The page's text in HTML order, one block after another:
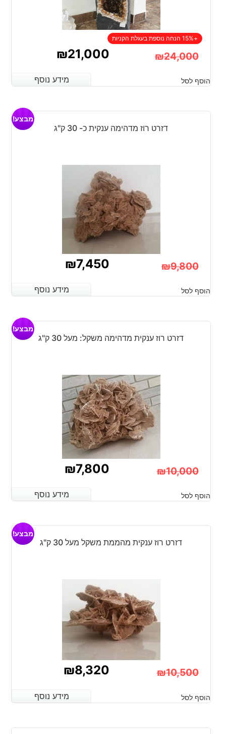
+15% הנחה נוספת בעגלת הקניות
₪24,000
המקורי
היה:
₪24,000.
₪21,000
הנוכחי
הוא:
₪21,000.
מידע נוסף הוסף לסל מידע נוסף
דזרט רוז מדהימה ענקית כ- 30 ק"ג
מבצע!
₪9,800
המקורי
היה:
₪9,800.
₪7,450
הנוכחי
הוא:
₪7,450.
מידע נוסף הוסף לסל מידע נוסף
דזרט רוז ענקית מדהימה משקל: מעל 30 ק"ג
מבצע!
₪10,000
המקורי
היה:
₪10,000.
₪7,800
הנוכחי
הוא:
₪7,800.
מידע נוסף הוסף לסל מידע נוסף
דזרט רוז ענקית מהממת משקל מעל 30 ק"ג
מבצע!
₪10,500
המקורי
היה:
₪8,320
הנוכחי
הוא:
מידע נוסף הוסף לסל מידע נוסף